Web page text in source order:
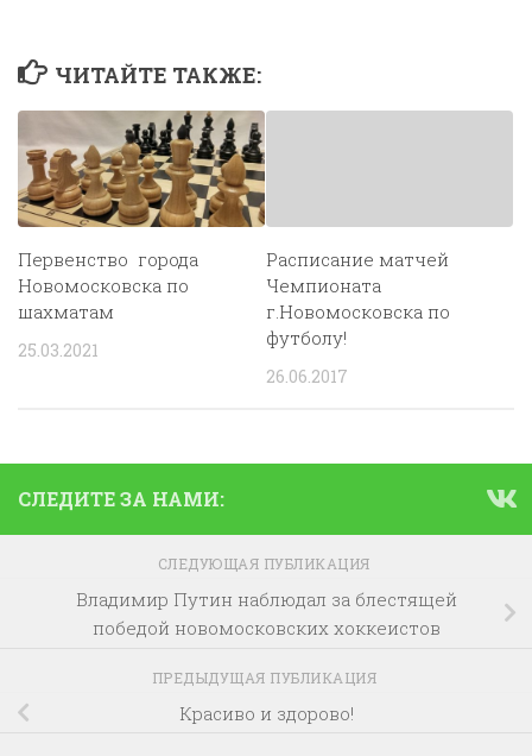
ЧИТАЙТЕ ТАКЖЕ:
Первенство города
Новомосковска по
шахматам
25.03.2021
Расписание матчей
Чемпионата
г.Новомосковска по
футболу!
26.06.2017
СЛЕДИТЕ ЗА НАМИ:
СЛЕДУЮЩАЯ ПУБЛИКАЦИЯ
Владимир Путин наблюдал за блестящей
победой новомосковских хоккеистов
ПРЕДЫДУЩАЯ ПУБЛИКАЦИЯ
Красиво и здорово!